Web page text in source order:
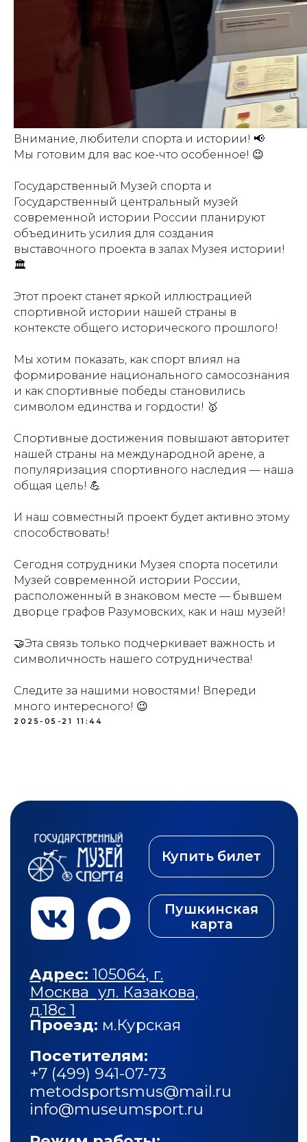
Внимание, любители спорта и истории! 📢
Мы готовим для вас кое-что особенное! 😉
Государственный Музей спорта и
Государственный центральный музей
современной истории России планируют
объединить усилия для создания
выставочного проекта в залах Музея истории!
🏛️
Этот проект станет яркой иллюстрацией
спортивной истории нашей страны в
контексте общего исторического прошлого!
Мы хотим показать, как спорт влиял на
формирование национального самосознания
и как спортивные победы становились
символом единства и гордости! 🥇
Спортивные достижения повышают авторитет
нашей страны на международной арене, а
популяризация спортивного наследия — наша
общая цель! 💪
И наш совместный проект будет активно этому
способствовать!
Сегодня сотрудники Музея спорта посетили
Музей современной истории России,
расположенный в знаковом месте — бывшем
дворце графов Разумовских, как и наш музей!
🤝Эта связь только подчеркивает важность и
символичность нашего сотрудничества!
Следите за нашими новостями! Впереди
много интересного! 😉
2025-05-21 11:44
Проезд:м.Курская
Режим работы:
Сб. 10.30-16.00
Противодействие коррупции
+7 (499) 941-07-73
metodsportsmus@mail.ru
info@museumsport.ru
Адрес:
д.18с 1
Купить билет
Пушкинская
карта